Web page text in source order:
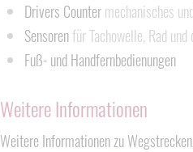
Drivers Countermechanisches
Sensorenfür Tachowelle, Rad
Fuß- und Handfernbedienungen
Weitere Informationen
Weitere Informationen zu